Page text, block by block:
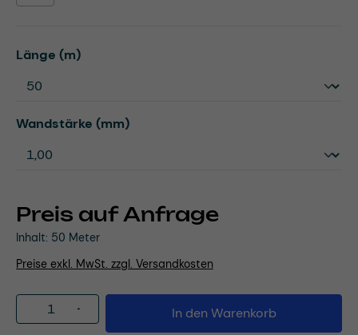
Preis auf Anfrage
Inhalt: 50 Meter
Preise exkl. MwSt. zzgl. Versandkosten
Länge (m)auswählen
Wandstärke (mm)auswählen
Produkt Anzahl: Gib den gewünschten
In den Warenkorb